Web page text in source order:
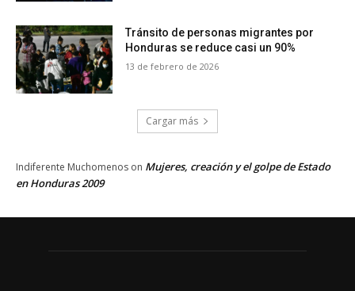
Tránsito de personas migrantes por
Honduras se reduce casi un 90%
13 de febrero de 2026
Cargar más
Indiferente Muchomenos on Mujeres, creación y el golpe de Estado
en Honduras 2009